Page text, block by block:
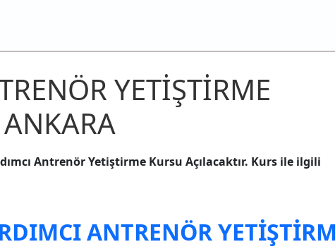
YETİŞTİRME
Antrenör Yetiştirme Kursu Açılacaktır. Kurs ile ilgili
ANTRENÖR